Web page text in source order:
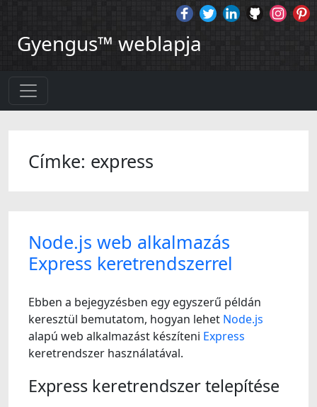
Gyengus™ weblapja
Címke: express
Node.js web alkalmazás
Express keretrendszerrel
Ebben a bejegyzésben egy egyszerű példán
keresztül bemutatom, hogyan lehet Node.js
alapú web alkalmazást készíteni Express
keretrendszer használatával.
Express keretrendszer telepítése